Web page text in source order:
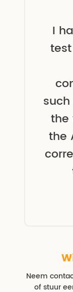
I
test
such
the
the
Neem
of stuur